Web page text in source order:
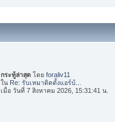
กระทู้ล่าสุด โดยforaliv11
ใน Re: รับเหมาติดตั้งแอร์บ้...
เมื่อ วันที่ 7 สิงหาคม 2026, 15:31:41 น.